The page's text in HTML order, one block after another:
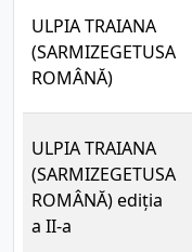
ULPIA TRAIANA
(SARMIZEGETUSA
ROMÂNĂ)
ULPIA TRAIANA
(SARMIZEGETUSA
ROMÂNĂ) ediția
a II-a